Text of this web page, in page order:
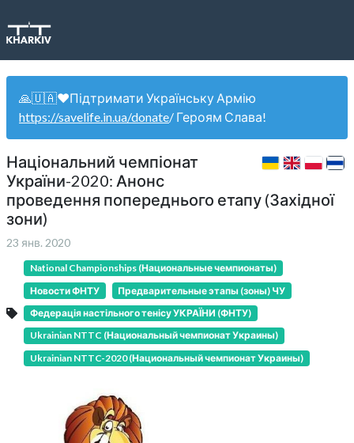
🙏🇺🇦❤️Підтримати Українську Армію
https://savelife.in.ua/donate/ Героям Слава!
Національний чемпіонат
України-2020: Анонс
проведення попереднього етапу (Західної
зони)
23 янв. 2020
National Championships (Национальные чемпионаты)
Новости ФНТУ
Предварительные этапы (зоны) ЧУ
Федерація настільного тенісу УКРАЇНИ (ФНТУ)
Ukrainian NTTC (Национальный чемпионат Украины)
Ukrainian NTTC-2020 (Национальный чемпионат Украины)